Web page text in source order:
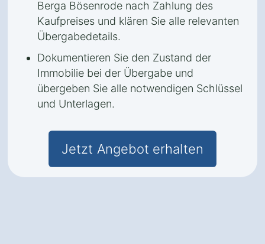
Berga Bösenrode nach Zahlung des
Kaufpreises und klären Sie alle relevanten
Übergabedetails.
Dokumentieren Sie den Zustand der
Immobilie bei der Übergabe und
übergeben Sie alle notwendigen Schlüssel
und Unterlagen.
Jetzt Angebot erhalten